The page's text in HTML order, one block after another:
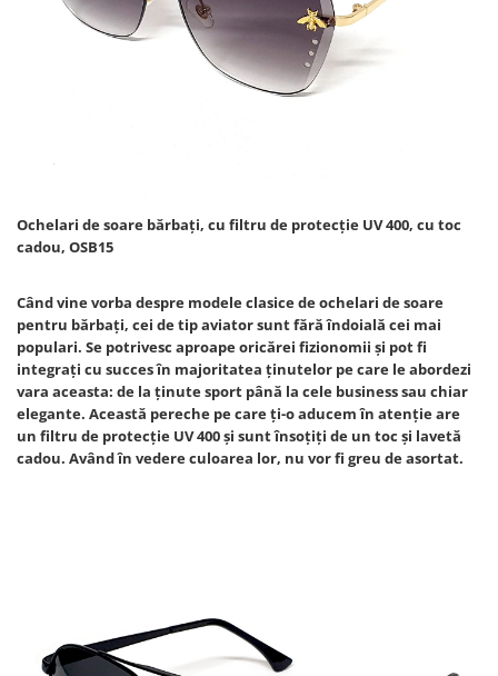
Ochelari de soare bărbați, cu filtru de protecție UV 400, cu toc
cadou, OSB15
Când vine vorba despre modele clasice de ochelari de soare
pentru bărbați, cei de tip aviator sunt fără îndoială cei mai
populari. Se potrivesc aproape oricărei fizionomii și pot fi
integrați cu succes în majoritatea ținutelor pe care le abordezi
vara aceasta: de la ținute sport până la cele business sau chiar
elegante. Această pereche pe care ți-o aducem în atenție are
un filtru de protecție UV 400 și sunt însoțiți de un toc și lavetă
cadou. Având în vedere culoarea lor, nu vor fi greu de asortat.